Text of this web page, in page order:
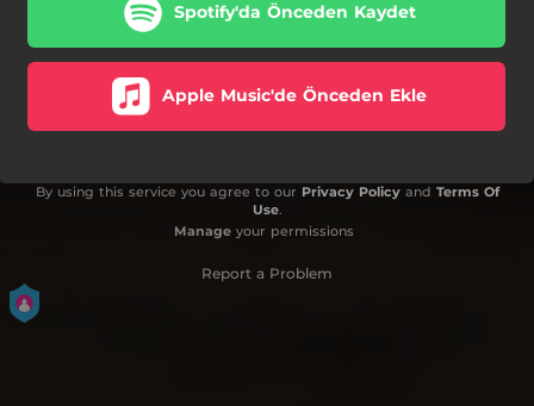
Spotify'da Önceden Kaydet
Apple Music'de Önceden Ekle
By using this service you agree to our Privacy Policyand Terms Of
Use.
Manageyour permissions
Report a Problem